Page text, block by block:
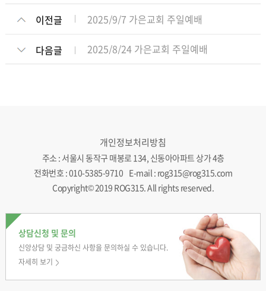
이전글 2025/9/7 가은교회 주일예배
2025/8/24 가은교회 주일예배
다음글
개인정보처리방침
주소 : 서울시 동작구 매봉로 134, 신동아아파트 상가 4층
전화번호 : 010-5385-9710 E-mail : rog315@rog315.com
Copyright© 2019 ROG315. All rights reserved.
상담신청 및 문의
신앙상담 및 궁금하신사항을 문의하실 수 있습니다.
자세히 보기